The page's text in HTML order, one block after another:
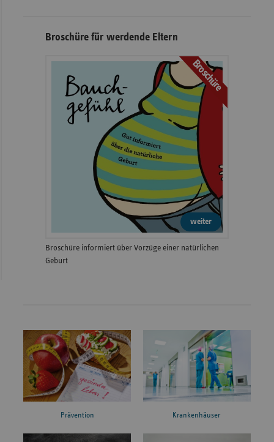
Broschüre für werdende Eltern
Broschüre
weiter
Broschüre informiert über Vorzüge einer natürlichen
Geburt
Prävention Krankenhäuser